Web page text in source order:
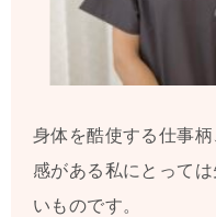
身体を酷使する仕事
感がある私にとって
いものです。